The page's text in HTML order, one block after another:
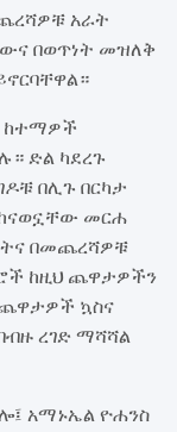
አራት
በወጥነት መዝለቅ
ከተማዎች
ድል ካደረጉ
በሊጉ በርካታ
መርሐ
በመጨረሻዎቹ
ከዚህ ጨዋታዎችን
ኳስና
ረገድ ማሻሻል
አማኑኤል ዮሐንስ